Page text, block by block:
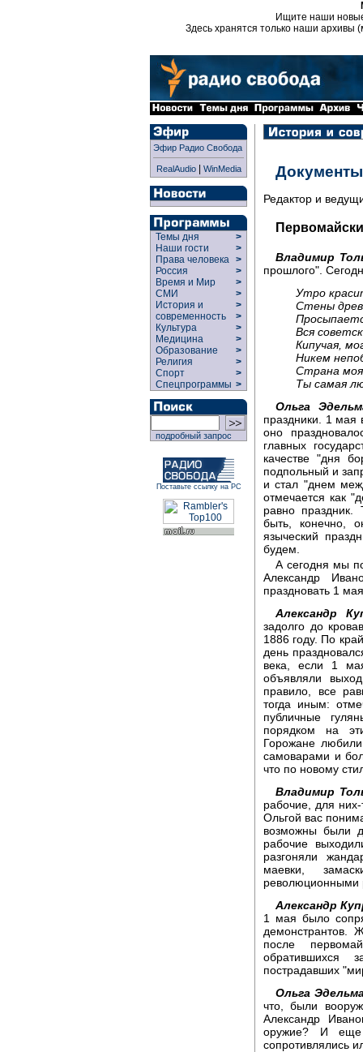
Ищите наши
Здесь хранятся только наши архивы
Эфир Радио Свобода
RealAudio| WinMedia
Темы дня
>
Наши гости
>
Права человека >
Россия
>
Время и Мир
>
СМИ
>
История и
современность
>
>
Культура
>
Медицина
>
Образование
>
Религия
>
Спорт
>
Спецпрограммы >
подробный запрос
Поставьте ссылку на РС
Редактор и
Владимир
прошлого".
Утро
Стены
Вся
Кипучая,
Никем
Страна
Ты самая
Ольга
праздники. 1 мая
оно
главных
качестве "дня
подпольный и
и стал "днем
отмечается как
равно праздник.
быть, конечно,
языческий
будем.
А сегодня мы
Александр
праздновать 1
Александр
задолго до
1886 году. По
день
века, если 1
объявляли
правило, все
тогда иным:
публичные
порядком на
Горожане
самоварами и
что по новому
Владимир
рабочие, для
Ольгой вас
возможны были
рабочие
разгоняли
маевки,
революционными
Александр
1 мая было
демонстрантов.
после
обратившихся
пострадавших
Ольга
что, были
Александр
оружие? И
сопротивлялись